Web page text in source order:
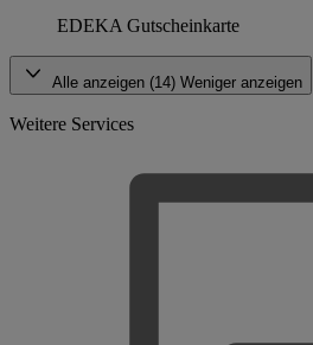
EDEKA Gutscheinkarte
Alle anzeigen (14) Weniger anzeigen
Weitere Services